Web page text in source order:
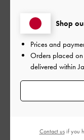
ご感
Shop
Prices and
Orders placed on
delivered within
Contact usif you